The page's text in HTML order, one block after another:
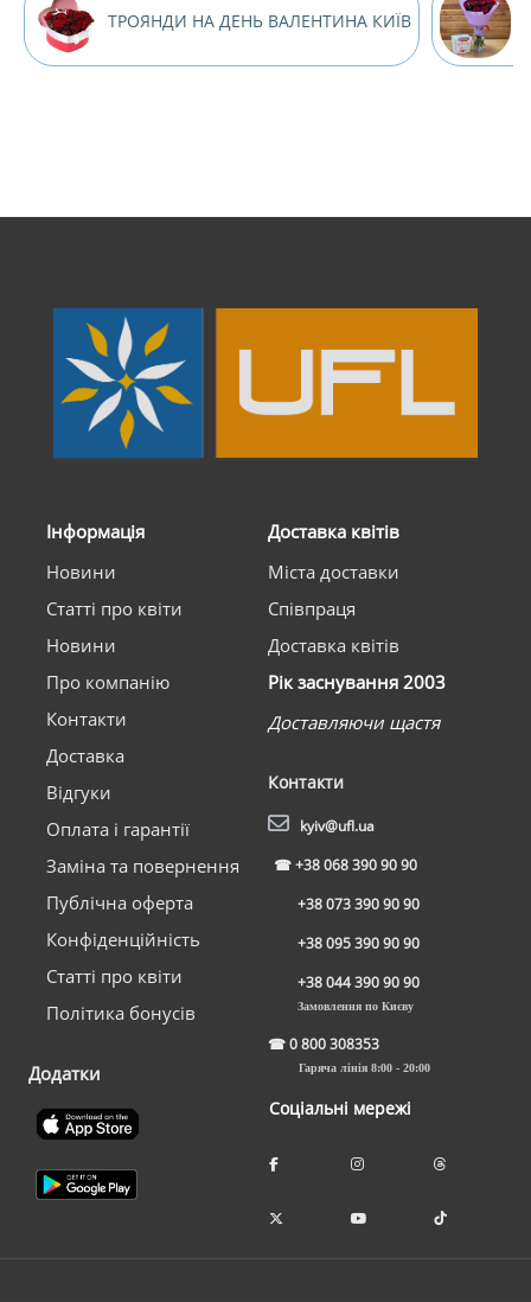
ТРОЯНДИ НА ДЕНЬ ВАЛЕНТИНА КИЇВ
Інформація
Новини
Статті про квіти
Новини
Про компанію
Контакти
Доставка
Відгуки
Оплата і гарантії
Заміна та повернення
Публічна оферта
Конфіденційність
Статті про квіти
Політика бонусів
Додатки
Доставка квітів
Міста доставки
Співпраця
Доставка квітів
Рік заснування 2003
Доставляючи щастя
Контакти
kyiv@ufl.ua
☎+38 068 390 90 90
+38 073 390 90 90
+38 095 390 90 90
+38 044 390 90 90
Замовлення по Києву
☎0 800 308353
Гаряча лінія 8:00 - 20:00
Соціальні мережі